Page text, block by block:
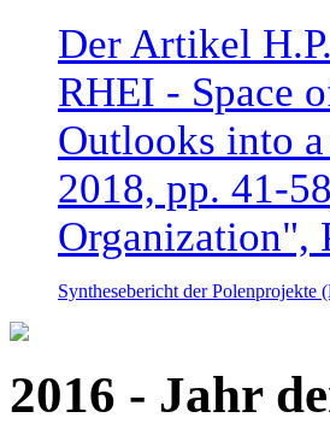
Der Artikel
RHEI - Space
Outlooks into
2018, pp. 41-
Organization",
Synthesebericht der Polenprojekte
2016 - Jahr